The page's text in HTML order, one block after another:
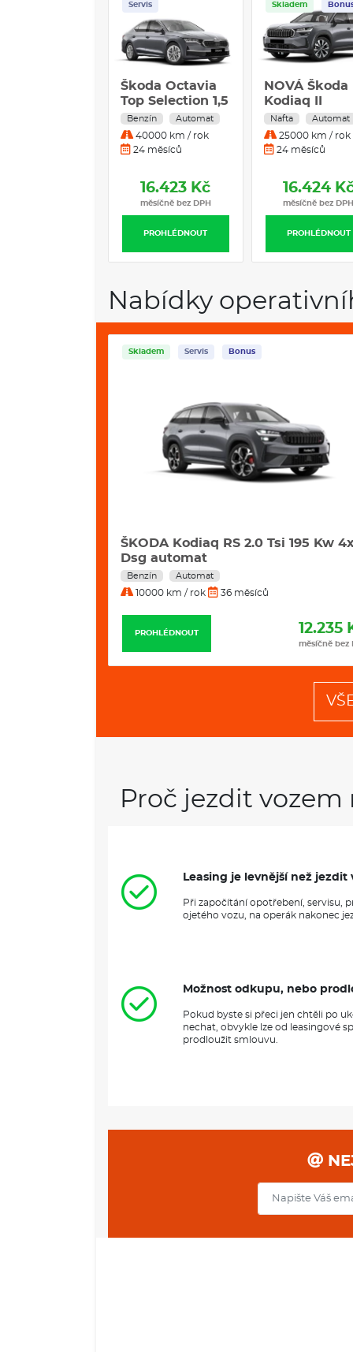
Skladem
NOVÁ Škoda
Kodiaq II
Exclusive
Selection 2,0 TDI
DSG - 4x4
Nafta Automat
25000 km / rok
24 měsíců
PROHLÉDNOUT
16.424 Kč
měsíčně bez DPH
Servis
Škoda Scala
Monte Carlo
TSI 85 kW 6-
stup. mech.
Benzín Manuál
100000 km / rok
24 měsíců
PROHLÉDNOUT
16.428
měsíčně bez DPH
Nabídky
Servis Bonus
VW Tayron 2,0 Tdi 142 kW 4motion
Line DSG automat
Nafta Automat
10000 km / rok 36 měsíců
PROHLÉDNOUT 11.989
měsíčně bez
Proč jezdit
Leasing je levnější než
Při započítání opotřebení, servisu,
ojetého vozu, na operák nakonec
Možnost odkupu, nebo
Pokud byste si přeci jen chtěli po
nechat, obvykle lze od leasingové
prodloužit smlouvu.